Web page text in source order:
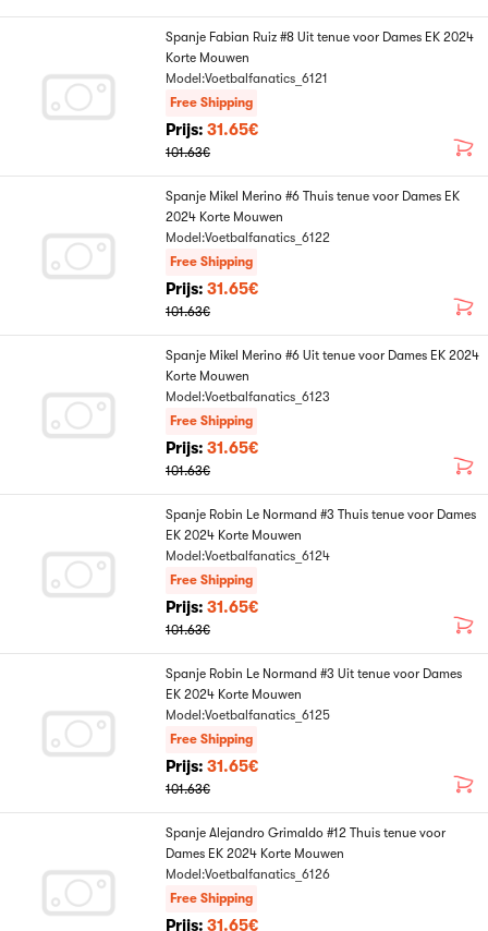
Spanje Fabian Ruiz #8 Uit tenue voor Dames EK 2024
Korte Mouwen
Model:Voetbalfanatics_6121
Free Shipping
Prijs: 31.65€
101.63€
Spanje Mikel Merino #6 Thuis tenue voor Dames EK
2024 Korte Mouwen
Model:Voetbalfanatics_6122
Free Shipping
Prijs: 31.65€
101.63€
Spanje Mikel Merino #6 Uit tenue voor Dames EK 2024
Korte Mouwen
Model:Voetbalfanatics_6123
Free Shipping
Prijs: 31.65€
101.63€
Spanje Robin Le Normand #3 Thuis tenue voor Dames
EK 2024 Korte Mouwen
Model:Voetbalfanatics_6124
Free Shipping
Prijs: 31.65€
101.63€
Spanje Robin Le Normand #3 Uit tenue voor Dames
EK 2024 Korte Mouwen
Model:Voetbalfanatics_6125
Free Shipping
Prijs: 31.65€
101.63€
Spanje Alejandro Grimaldo #12 Thuis tenue voor
Dames EK 2024 Korte Mouwen
Model:Voetbalfanatics_6126
Free Shipping
Prijs: 31.65€